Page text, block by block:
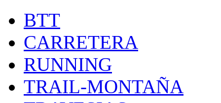
BTT
CARRETERA
RUNNING
TRAIL-MONTAÑA